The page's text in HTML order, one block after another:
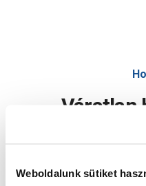
Weboldalunk sütiket
Váratlan